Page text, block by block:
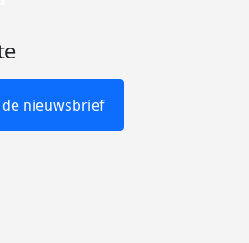
nieuwsbrief